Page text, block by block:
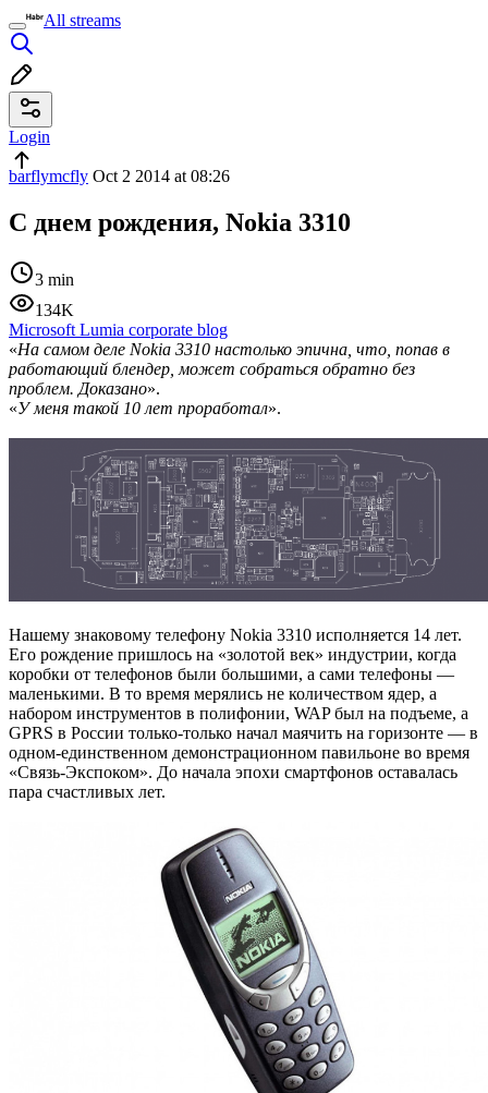
All streams
Login
barflymcfly Oct 2 2014 at 08:26
С днем рождения, Nokia 3310
3 min
134K
Microsoft Lumia corporate blog
«На самом деле Nokia 3310 настолько эпична, что, попав в
работающий блендер, может собраться обратно без
проблем. Доказано».
«У меня такой 10 лет проработал».
Нашему знаковому телефону Nokia 3310 исполняется 14 лет.
Его рождение пришлось на «золотой век» индустрии, когда
коробки от телефонов были большими, а сами телефоны —
маленькими. В то время мерялись не количеством ядер, а
набором инструментов в полифонии, WAP был на подъеме, а
GPRS в России только-только начал маячить на горизонте — в
одном-единственном демонстрационном павильоне во время
«Связь-Экспоком». До начала эпохи смартфонов оставалась
пара счастливых лет.